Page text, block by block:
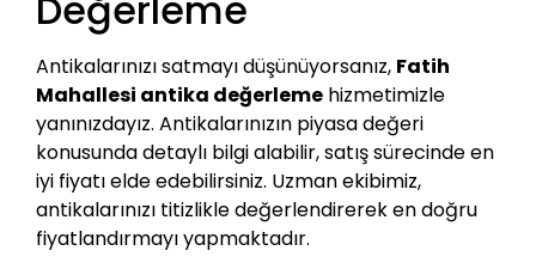
Antikalarınızı satmayı düşünüyorsanız, Fatih
Mahallesi antika değerleme hizmetimizle
yanınızdayız. Antikalarınızın piyasa değeri
konusunda detaylı bilgi alabilir, satış sürecinde en
iyi fiyatı elde edebilirsiniz. Uzman ekibimiz,
antikalarınızı titizlikle değerlendirerek en doğru
fiyatlandırmayı yapmaktadır.